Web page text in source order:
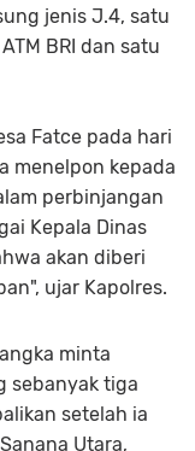
jenis J.4, satu
BRI dan satu
Fatce pada hari
menelpon kepada
perbinjangan
Kepala Dinas
akan diberi
ujar Kapolres.
minta
sebanyak tiga
setelah ia
Utara,